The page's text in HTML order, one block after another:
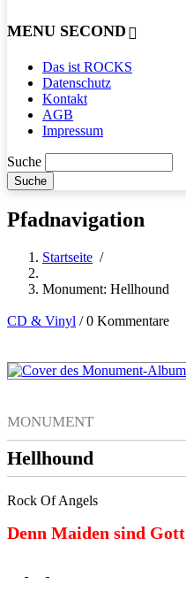
MENU SECOND
Das ist ROCKS
Datenschutz
Kontakt
AGB
Impressum
Suche
Pfadnavigation
Startseite /
Monument: Hellhound
CD & Vinyl /0 Kommentare
MONUMENT
Hellhound
Rock Of Angels
Denn Maiden sind Gott